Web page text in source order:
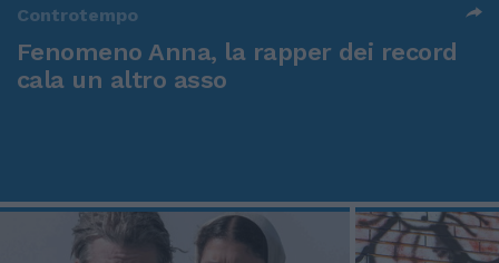
Controtempo
Fenomeno Anna, la rapper dei record
cala un altro asso